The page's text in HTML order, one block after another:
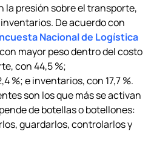
la presión sobre el transporte,
De acuerdo con
Nacional de Logística
mayor peso dentro del costo
con 44,5 %;
%; e inventarios, con 17,7 %.
son los que más se activan
de botellas o botellones:
guardarlos, controlarlos y